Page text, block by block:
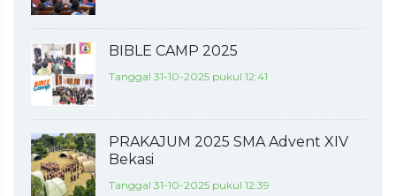
BIBLE CAMP 2025
Tanggal 31-10-2025 pukul 12:41
PRAKAJUM 2025 SMA Advent XIV
Bekasi
Tanggal 31-10-2025 pukul 12:39